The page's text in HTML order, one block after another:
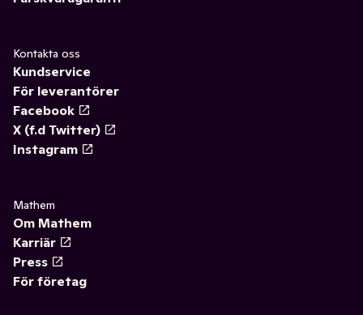
Kontakta oss
Kundservice
För leverantörer
Facebook
X (f.d Twitter)
Instagram
Mathem
Om Mathem
Karriär
Press
För företag